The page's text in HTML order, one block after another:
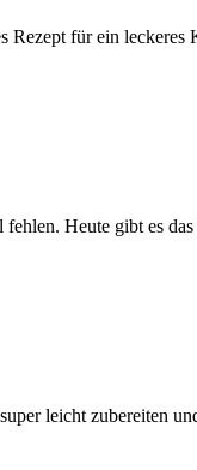
für ein
Heute gibt es
leicht zubereiten